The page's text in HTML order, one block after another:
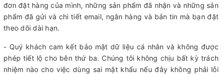
đơn đặt hàng của mình, những sản phẩm đã nhận và những sản
phẩm đã gửi và chi tiết email, ngân hàng và bản tin mà bạn đặt
theo dõi dài hạn.
- Quý khách cam kết bảo mật dữ liệu cá nhân và không được
phép tiết lộ cho bên thứ ba. Chúng tôi không chịu bất kỳ trách
nhiệm nào cho việc dùng sai mật khẩu nếu đây không phải lỗi